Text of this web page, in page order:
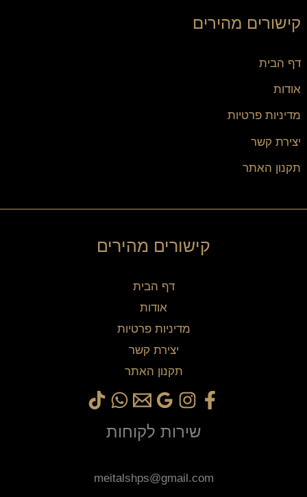
קישורים מהירים
דף הבית
אודות
מדיניות פרטיות
יצירת קשר
תקנון האתר
קישורים מהירים
דף הבית
אודות
מדיניות פרטיות
יצירת קשר
תקנון האתר
שירות לקוחות
meitalshps@gmail.com